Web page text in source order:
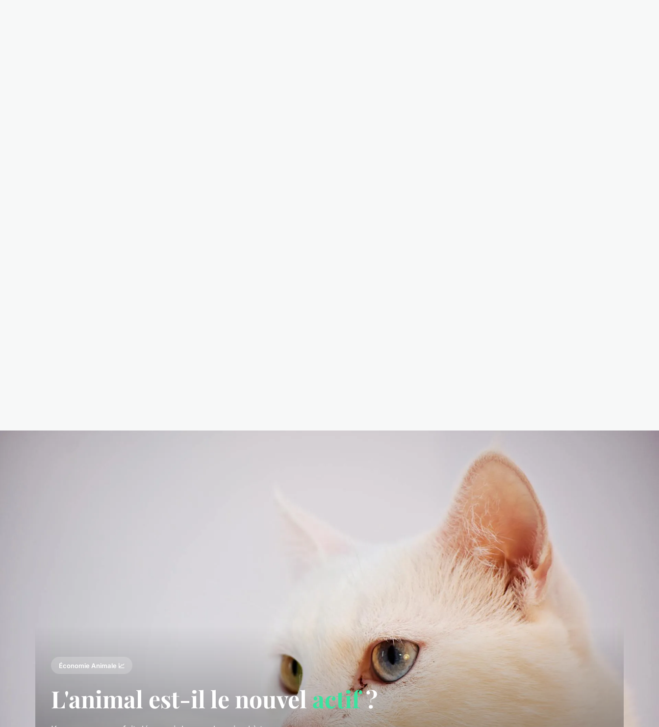
Économie Animale 📈
L'animal est-il le nouvelactif?